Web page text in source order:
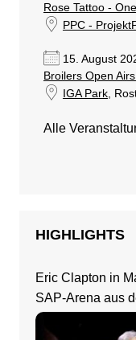
Rose Tattoo -
PPC -
15. August
Broilers Open
IGA Park,
Alle
HIGHLIGHTS
Eric Clapton in
SAP-Arena aus